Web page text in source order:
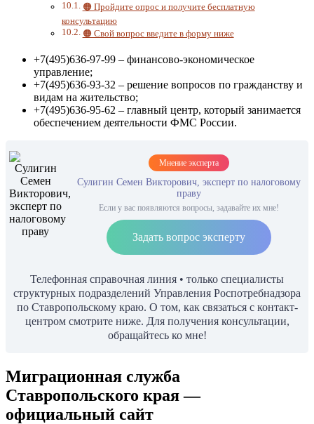
🟠 Пройдите опрос и получите бесплатную
консультацию
🟠 Свой вопрос введите в форму ниже
+7(495)636-97-99 – финансово-экономическое
управление;
+7(495)636-93-32 – решение вопросов по гражданству и
видам на жительство;
+7(495)636-95-62 – главный центр, который занимается
обеспечением деятельности ФМС России.
Мнение эксперта
Сулигин Семен Викторович, эксперт по налоговому
праву
Если у вас появляются вопросы, задавайте их мне!
Задать вопрос эксперту
Телефонная справочная линия • только специалисты
структурных подразделений Управления Роспотребнадзора
по Ставропольскому краю. О том, как связаться с контакт-
центром смотрите ниже. Для получения консультации,
обращайтесь ко мне!
Миграционная служба
Ставропольского края —
официальный сайт